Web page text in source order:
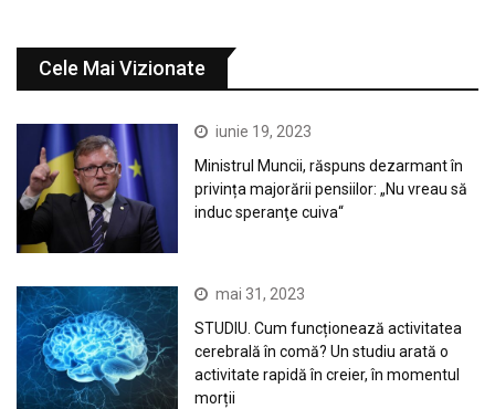
Cele Mai Vizionate
iunie 19, 2023
Ministrul Muncii, răspuns dezarmant în
privința majorării pensiilor: „Nu vreau să
induc speranţe cuiva“
mai 31, 2023
STUDIU. Cum funcționează activitatea
cerebrală în comă? Un studiu arată o
activitate rapidă în creier, în momentul
morții